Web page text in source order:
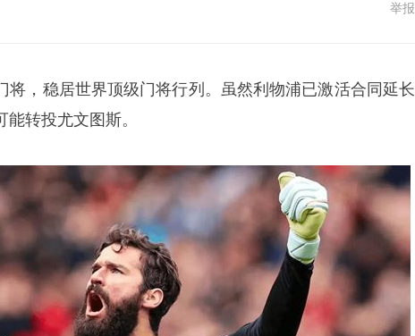
举报
将，稳居世界顶级门将行列。虽然利物浦已激活合同延长
转投尤文图斯。